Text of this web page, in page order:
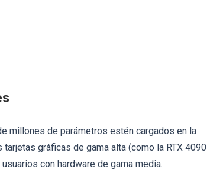
millones de parámetros estén cargados en la
gráficas de gama alta (como la RTX 4090
con hardware de gama media.